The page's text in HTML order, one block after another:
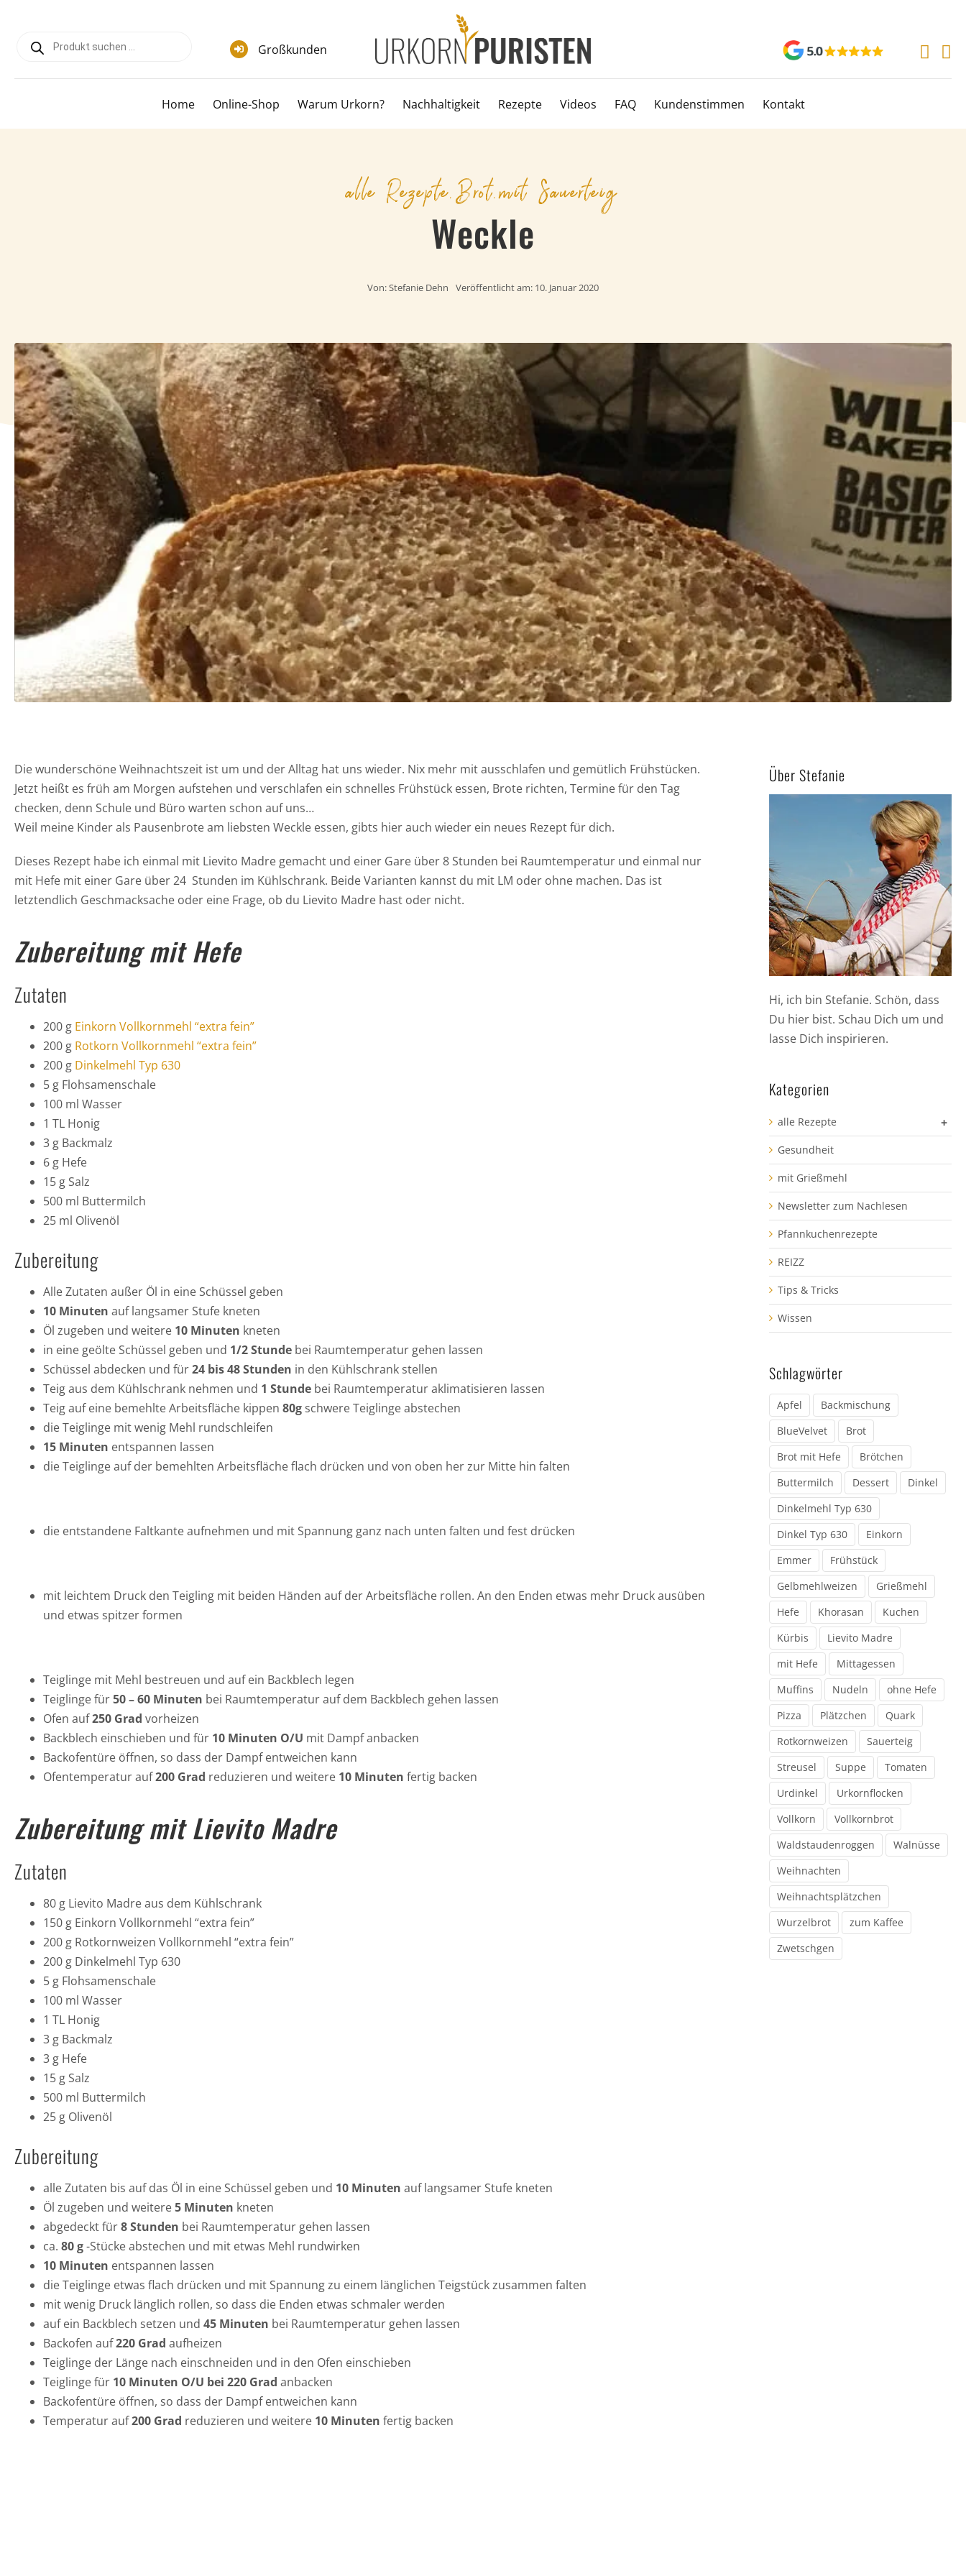
springen
search Großkunden
Home Online-Shop Warum Urkorn? Nachhaltigkeit Rezepte Videos FAQ Kundenstimmen Kontakt
alle Rezepte Brot,mit Sauerteig
Weckle
Von:Stefanie Dehn Veröffentlicht am: 10. Januar 2020
Die wunderschöne Weihnachtszeit ist um und der Alltag hat uns wieder. Nix mehr mit ausschlafen und gemütlich Frühstücken.
Jetzt heißt es früh am Morgen aufstehen und verschlafen ein schnelles Frühstück essen, Brote richten, Termine für den Tag
checken, denn Schule und Büro warten schon auf uns…
Weil meine Kinder als Pausenbrote am liebsten Weckle essen, gibts hier auch wieder ein neues Rezept für dich.
Dieses Rezept habe ich einmal mit Lievito Madre gemacht und einer Gare über 8 Stunden bei Raumtemperatur und einmal nur
mit Hefe mit einer Gare über 24 Stunden im Kühlschrank. Beide Varianten kannst du mit LM oder ohne machen. Das ist
letztendlich Geschmacksache oder eine Frage, ob du Lievito Madre hast oder nicht.
Zubereitung mit Hefe
Zutaten
200 gEinkorn Vollkornmehl “extra fein”
200 g Rotkorn Vollkornmehl “extra fein”
200 g Dinkelmehl Typ 630
5 g Flohsamenschale
100 ml Wasser
1 TL Honig
3 g Backmalz
6 g Hefe
15 g Salz
500 ml Buttermilch
25 ml Olivenöl
Zubereitung
Alle Zutaten außer Öl in eine Schüssel geben
10 Minuten auf langsamer Stufe kneten
Öl zugeben und weitere 10 Minuten kneten
in eine geölte Schüssel geben und 1/2 Stundebei Raumtemperatur gehen lassen
Schüssel abdecken und für24 bis 48 Stunden in den Kühlschrank stellen
Teig aus dem Kühlschrank nehmen und 1 Stundebei Raumtemperatur aklimatisieren lassen
Teig auf eine bemehlte Arbeitsfläche kippen 80gschwere Teiglinge abstechen
die Teiglinge mit wenig Mehl rundschleifen
15 Minuten entspannen lassen
die Teiglinge auf der bemehlten Arbeitsfläche flach drücken und von oben her zur Mitte hin falten
die entstandene Faltkante aufnehmen und mit Spannung ganz nach unten falten und fest drücken
mit leichtem Druck den Teigling mit beiden Händen auf der Arbeitsfläche rollen. An den Enden etwas mehr Druck ausüben
und etwas spitzer formen
Teiglinge mit Mehl bestreuen und auf ein Backblech legen
Teiglinge für50 – 60 Minuten bei Raumtemperatur auf dem Backblech gehen lassen
Ofen auf250 Grad vorheizen
Backblech einschieben und für 10 Minuten O/U mit Dampf anbacken
Backofentüre öffnen, so dass der Dampf entweichen kann
Ofentemperatur auf200 Grad reduzieren und weitere 10 Minuten fertig backen
Zubereitung mit Lievito Madre
Zutaten
80 g Lievito Madre aus dem Kühlschrank
150 g Einkorn Vollkornmehl “extra fein”
200 g Rotkornweizen Vollkornmehl “extra fein”
200 g Dinkelmehl Typ 630
5 g Flohsamenschale
100 ml Wasser
1 TL Honig
3 g Backmalz
3 g Hefe
15 g Salz
500 ml Buttermilch
25 g Olivenöl
Zubereitung
alle Zutaten bis auf das Öl in eine Schüssel geben und 10 Minuten auf langsamer Stufe kneten
Öl zugeben und weitere5 Minuten kneten
abgedeckt für8 Stunden bei Raumtemperatur gehen lassen
ca. 80 g-Stücke abstechen und mit etwas Mehl rundwirken
10 Minuten entspannen lassen
die Teiglinge etwas flach drücken und mit Spannung zu einem länglichen Teigstück zusammen falten
mit wenig Druck länglich rollen, so dass die Enden etwas schmaler werden
auf ein Backblech setzen und 45 Minuten bei Raumtemperatur gehen lassen
Backofen auf220 Grad aufheizen
Teiglinge der Länge nach einschneiden und in den Ofen einschieben
Teiglinge für 10 Minuten O/U bei 220 Grad anbacken
Backofentüre öffnen, so dass der Dampf entweichen kann
Temperatur auf200 Grad reduzieren und weitere 10 Minuten fertig backen
Über Stefanie
Hi, ich bin Stefanie. Schön, dass
Du hier bist. Schau Dich um und
lasse Dich inspirieren.
Kategorien
alle Rezepte +
Gesundheit
mit Grießmehl
Newsletter zum Nachlesen
Pfannkuchenrezepte
REIZZ
Tips & Tricks
Wissen
Schlagwörter
Apfel
Backmischung
BlueVelvet
Brot
Brot mit Hefe
Brötchen
Buttermilch
Dessert
Dinkel
Dinkelmehl Typ 630
Dinkel Typ 630
Einkorn
Emmer
Frühstück
Gelbmehlweizen
Grießmehl
Hefe
Khorasan
Kuchen
Kürbis
Lievito Madre
mit Hefe
Mittagessen
Muffins
Nudeln
ohne Hefe
Pizza
Plätzchen
Quark
Rotkornweizen
Sauerteig
Streusel
Suppe
Tomaten
Urdinkel
Urkornflocken
Vollkorn
Vollkornbrot
Waldstaudenroggen
Walnüsse
Weihnachten
Weihnachtsplätzchen
Wurzelbrot
zum Kaffee
Zwetschgen